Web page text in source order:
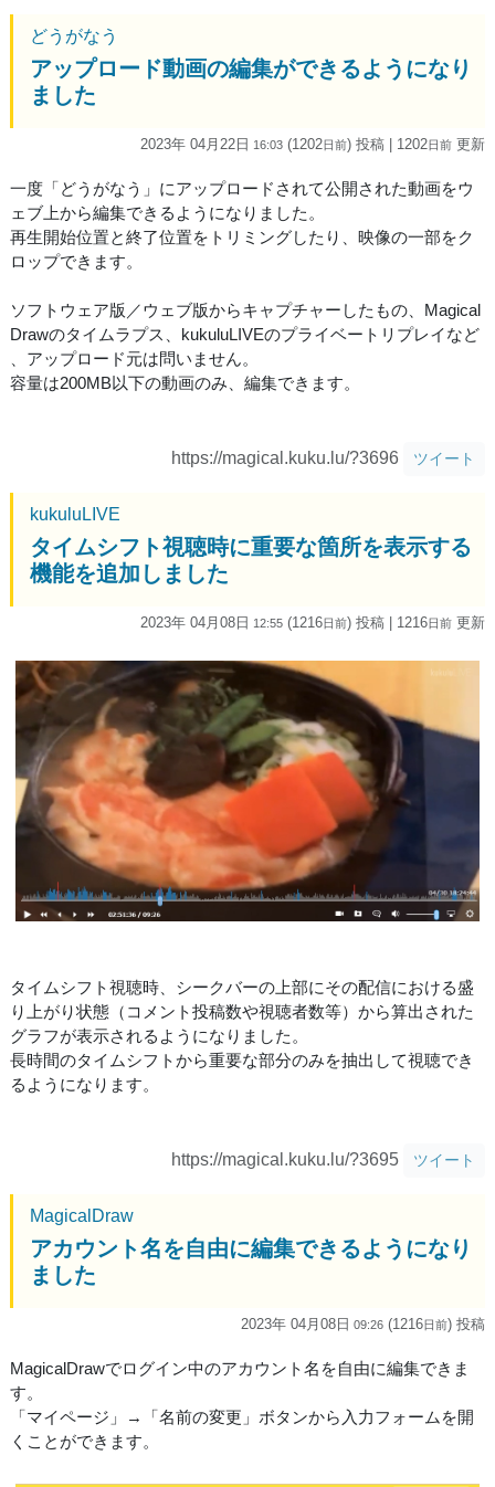
どうがなう
アップロード動画の編集ができるようになり
ました
2023年 04月22日 16:03 (1202日前) 投稿 | 1202日前 更新
一度「どうがなう」にアップロードされて公開された動画をウ
ェブ上から編集できるようになりました。
再生開始位置と終了位置をトリミングしたり、映像の一部をク
ロップできます。
ソフトウェア版／ウェブ版からキャプチャーしたもの、Magical
Drawのタイムラプス、kukuluLIVEのプライベートリプレイなど
、アップロード元は問いません。
容量は200MB以下の動画のみ、編集できます。
https://magical.kuku.lu/?3696 ツイート
kukuluLIVE
タイムシフト視聴時に重要な箇所を表示する
機能を追加しました
2023年 04月08日 12:55 (1216日前) 投稿 | 1216日前 更新
タイムシフト視聴時、シークバーの上部にその配信における盛
り上がり状態（コメント投稿数や視聴者数等）から算出された
グラフが表示されるようになりました。
長時間のタイムシフトから重要な部分のみを抽出して視聴でき
るようになります。
https://magical.kuku.lu/?3695 ツイート
MagicalDraw
アカウント名を自由に編集できるようになり
ました
2023年 04月08日 09:26 (1216日前) 投稿
MagicalDrawでログイン中のアカウント名を自由に編集できま
す。
「マイページ」→「名前の変更」ボタンから入力フォームを開
くことができます。